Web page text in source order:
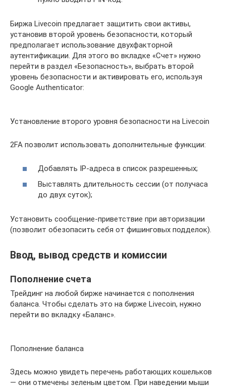
Биржа Livecoin предлагает защитить свои активы,
установив второй уровень безопасности, который
предполагает использование двухфакторной
аутентификации. Для этого во вкладке «Счет» нужно
перейти в раздел «Безопасность», выбрать второй
уровень безопасности и активировать его, используя
Google Authenticator:
Установление второго уровня безопасности на Livecoin
2FA позволит использовать дополнительные функции:
Добавлять IP-адреса в список разрешенных;
Выставлять длительность сессии (от получаса
до двух суток);
Установить сообщение-приветствие при авторизации
(позволит обезопасить себя от фишинговых подделок).
Ввод, вывод средств и комиссии
Пополнение счета
Трейдинг на любой бирже начинается с пополнения
баланса. Чтобы сделать это на бирже Livecoin, нужно
перейти во вкладку «Баланс».
Пополнение баланса
Здесь можно увидеть перечень работающих кошельков
— они отмечены зеленым цветом. При наведении мыши